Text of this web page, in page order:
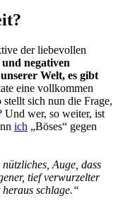
der liebevollen
negativen
Welt, es gibt
eine vollkommen
stellt sich nun die Frage,
Und wer, so weiter, ist
ich „Böses“ gegen
nützliches, Auge, dass
tief verwurzelter
heraus schlage.“